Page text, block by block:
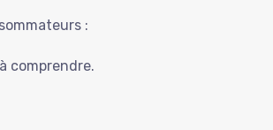
:
comprendre.